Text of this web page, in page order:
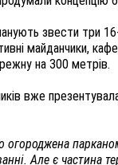
звести три
майданчики,
на 300 метрів.
вже
огороджена
Але є частина